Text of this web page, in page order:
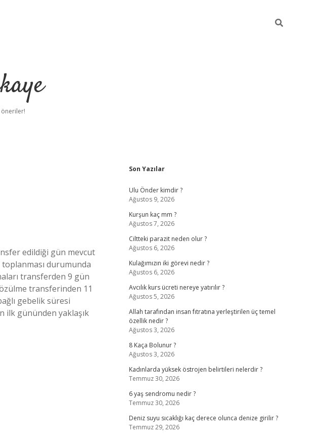
öneriler!
edildiği gün mevcut
toplanması durumunda
transferden 9 gün
transferinden 11
gebelik süresi
ilk gününden yaklaşık
Sidebar
Son Yazılar
Ulu Önder kimdir ?
Ağustos 9, 2026
Kurşun kaç mm ?
Ağustos 7, 2026
Ciltteki parazit neden olur ?
Ağustos 6, 2026
Kulağımızın iki görevi nedir ?
Ağustos 6, 2026
Avcılık kurs ücreti nereye yatırılır ?
Ağustos 5, 2026
Allah tarafından insan fıtratına yerleştirilen üç temel
özellik nedir ?
Ağustos 3, 2026
8 Kaça Bolunur ?
Ağustos 3, 2026
Kadınlarda yüksek östrojen belirtileri nelerdir ?
Temmuz 30, 2026
6 yaş sendromu nedir ?
Temmuz 30, 2026
Deniz suyu sıcaklığı kaç derece olunca denize girilir ?
Temmuz 29, 2026